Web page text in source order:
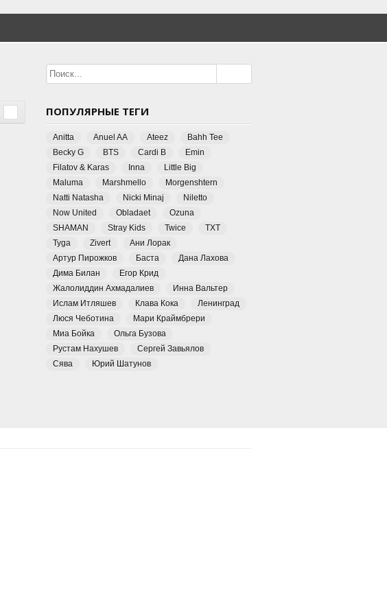
ПОПУЛЯРНЫЕ ТЕГИ
Anitta Anuel AA Ateez
Bahh Tee
Becky G
BTS Cardi B
Emin
Filatov & Karas
Inna
Little Big
Maluma
Marshmello
Morgenshtern
Natti Natasha
Nicki Minaj
Niletto
Now United
Obladaet
Ozuna
SHAMAN
Stray Kids Twice
TXT
Tyga
Zivert
Ани Лорак
Артур Пирожков
Баста
Дана Лахова
Дима Билан
Егор Крид
Жалолиддин Ахмадалиев
Инна Вальтер
Ислам Итляшев
Клава Кока
Ленинград
Люся Чеботина
Мари Краймбрери
Миа Бойка
Ольга Бузова
Рустам Нахушев
Сергей Завьялов
Сява
Юрий Шатунов